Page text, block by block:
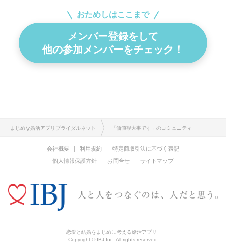
おためしはここまで
メンバー登録をして
他の参加メンバーをチェック！
まじめな婚活アプリブライダルネット 「価値観大事です」のコミュニティ
会社概要 利用規約
特定商取引法に基づく表記
個人情報保護方針
お問合せ サイトマップ
恋愛と結婚をまじめに考える婚活アプリ
Copyright © IBJ Inc. All rights reserved.